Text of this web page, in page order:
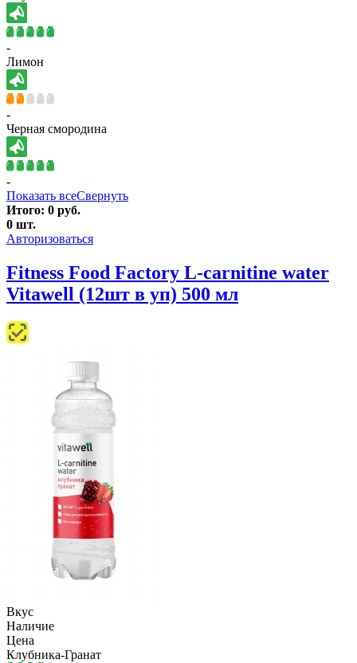
-
Лимон
-
Черная смородина
-
Показать всеСвернуть
Итого: 0 руб.
0 шт.
Авторизоваться
Fitness Food Factory L-carnitine water
Vitawell (12шт в уп) 500 мл
Вкус
Наличие
Цена
Клубника-Гранат